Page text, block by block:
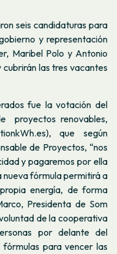
seis candidaturas para
y representación
Maribel Polo y Antonio
las tres vacantes
fue la votación del
proyectos renovables,
que según
de Proyectos, “nos
y pagaremos por ella
nueva fórmula permitirá a
energía, de forma
Presidenta de Som
de la cooperativa
por delante del
para vencer las